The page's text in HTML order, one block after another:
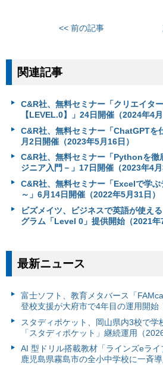
<< 前の記事
関連記事
C&R社、無料セミナー「クリエイタ
【LEVEL.0】」24日開催（2024年4月
C&R社、無料セミナー「ChatGPTを
月2日開催（2023年5月16日）
C&R社、無料セミナー「Pythonを徹
ジニア入門－」17日開催（2023年4月
C&R社、無料セミナー「Excelで学ぶ
～」6月14日開催（2022年5月31日）
ビズメイツ、ビジネスで英語が使え
グラム「Level 0」提供開始（2021年
最新ニュース
富⼠ソフト、教育メタバース「
登校支援が大府市で4年目の運用開始
スタディポケット、岡山県内3校で学
「スタディポケット」継続運用（
AI 型ドリル搭載教材「ラインズeライ
鹿児島県霧島市の全小中学校に一斉